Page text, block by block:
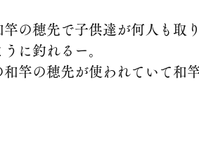
の穂先で子供達が何人も取り
に釣れるー。
和竿の穂先が使われていて和